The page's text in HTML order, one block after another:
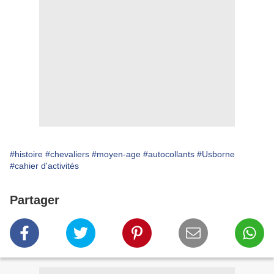
#histoire #chevaliers #moyen-age #autocollants #Usborne
#cahier d'activités
Partager